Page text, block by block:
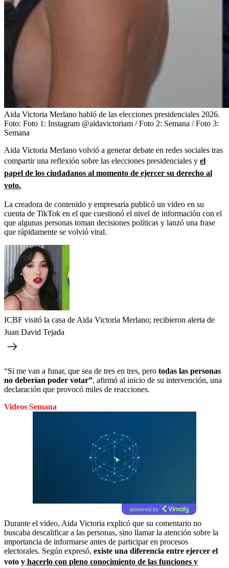
Aida Victoria Merlano habló de las elecciones presidenciales 2026.
Foto: Foto 1: Instagram @aidavictoriam / Foto 2: Semana / Foto 3:
Semana
Aida Victoria Merlano volvió a generar debate en redes sociales tras
compartir una reflexión sobre las elecciones presidenciales y el
papel de los ciudadanos al momento de ejercer su derecho al
voto.
La creadora de contenido y empresaria publicó un video en su
cuenta de TikTok en el que cuestionó el nivel de información con el
que algunas personas toman decisiones políticas y lanzó una frase
que rápidamente se volvió viral.
ICBF visitó la casa de Aida Victoria Merlano; recibieron alerta de
Juan David Tejada
“Si me van a funar, que sea de tres en tres, pero todas las personas
no deberían poder votar”, afirmó al inicio de su intervención, una
declaración que provocó miles de reacciones.
Videos Semana
powered by
Durante el video, Aida Victoria explicó que su comentario no
buscaba descalificar a las personas, sino llamar la atención sobre la
importancia de informarse antes de participar en procesos
electorales. Según expresó, existe una diferencia entre ejercer el
voto y hacerlo con pleno conocimiento de las funciones y